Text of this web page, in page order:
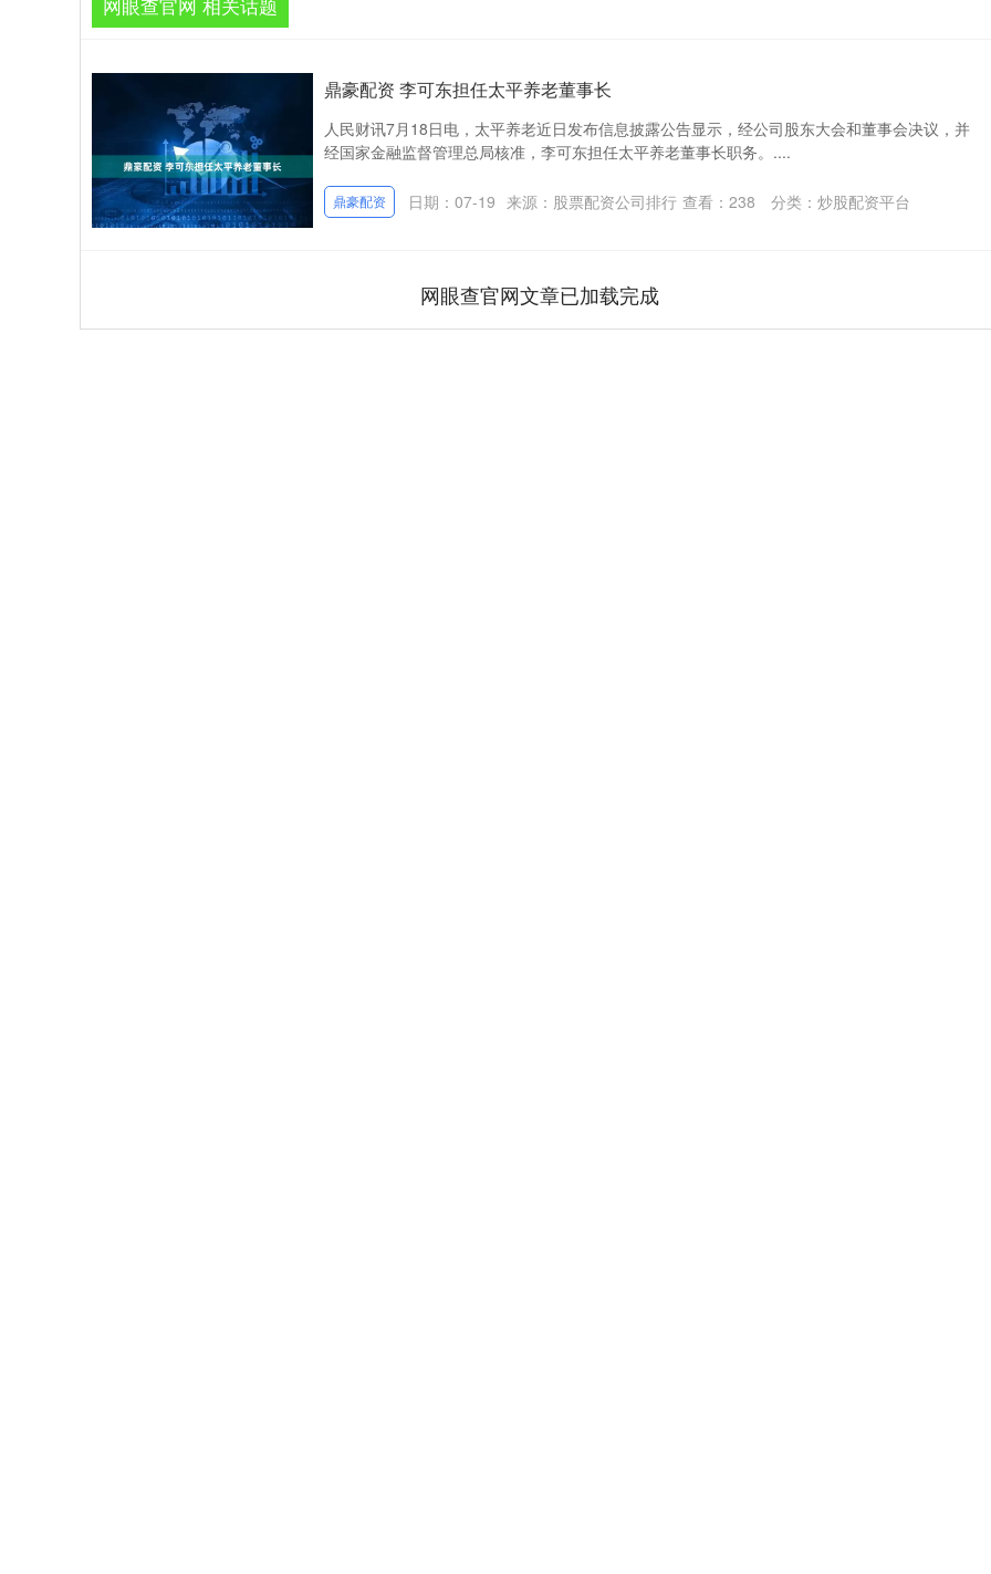
鼎豪配资 李可东担任太平养老董事长
人民财讯7月18日电，太平养老近日发布信息披露公告显示，经公司股东大会和董事会决议，并
经国家金融监督管理总局核准，李可东担任太平养老董事长职务。....
鼎豪配资 日期：07-19 来源：股票配资公司排行 查看： 238 分类： 炒股配资平台
网眼查官网文章已加载完成